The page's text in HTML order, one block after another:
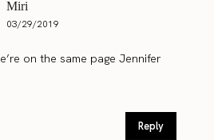
Miri
03/29/2019
on the same page Jennifer
Reply